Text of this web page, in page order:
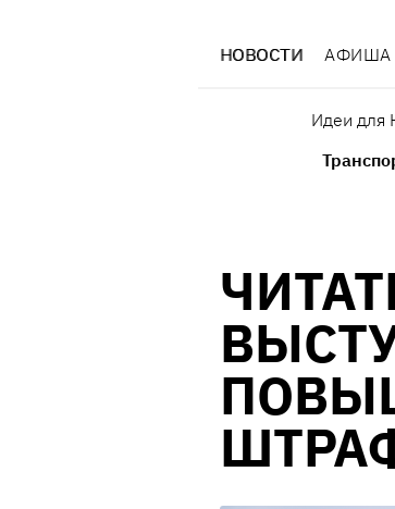
НОВОСТИ АФИША
Идеи для